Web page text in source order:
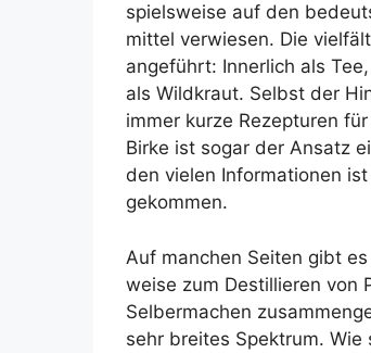
spiels­wei­se auf den
mit­tel ver­wie­sen. Die
ange­führt: Inner­lich als
als Wild­kraut. Selbst der
immer kur­ze Rezep­tu­ren
Bir­ke ist sogar der Ansatz
den vie­len Infor­ma­tio­nen
gekommen.
Auf man­chen Sei­ten gibt
wei­se zum Destil­lie­ren von
Sel­ber­ma­chen
sehr brei­tes Spek­trum.